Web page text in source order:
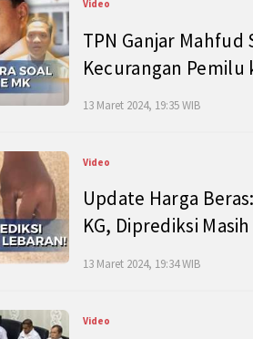
Video
TPN Ganjar Mahfud
Kecurangan Pemilu
13 Maret 2024, 19:35 WIB
Video
Update Harga
KG, Diprediksi
13 Maret 2024, 19:34 WIB
Video